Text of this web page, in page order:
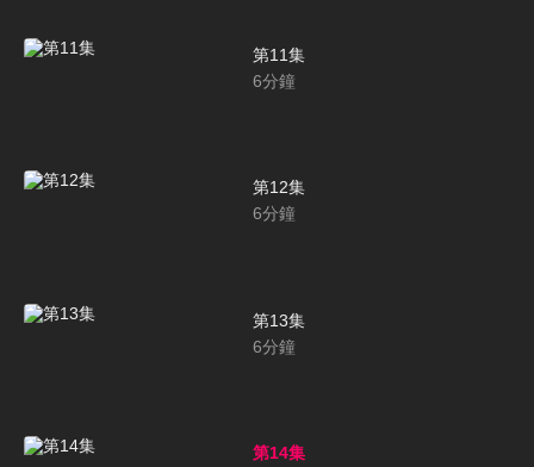
第11集
6分鐘
第12集
6分鐘
第13集
6分鐘
第14集